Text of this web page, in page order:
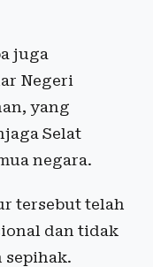
juga
Negeri
yang
Selat
negara.
tersebut telah
dan tidak
sepihak.